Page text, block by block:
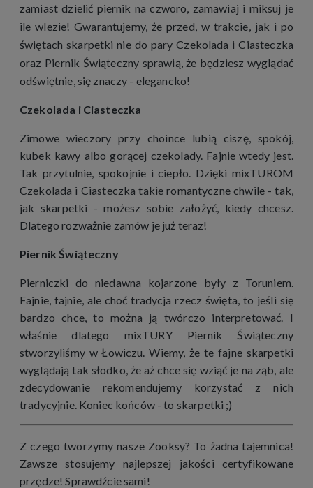
zamiast dzielić piernik na czworo, zamawiaj i miksuj je
ile wlezie! Gwarantujemy, że przed, w trakcie, jak i po
świętach skarpetki nie do pary Czekolada i Ciasteczka
oraz Piernik Świąteczny sprawią, że będziesz wyglądać
odświętnie, się znaczy - elegancko!
Czekolada i Ciasteczka
Zimowe wieczory przy choince lubią ciszę, spokój,
kubek kawy albo gorącej czekolady. Fajnie wtedy jest.
Tak przytulnie, spokojnie i ciepło. Dzięki mixTUROM
Czekolada i Ciasteczka takie romantyczne chwile - tak,
jak skarpetki - możesz sobie założyć, kiedy chcesz.
Dlatego rozważnie zamów je już teraz!
Piernik Świąteczny
Pierniczki do niedawna kojarzone były z Toruniem.
Fajnie, fajnie, ale choć tradycja rzecz święta, to jeśli się
bardzo chce, to można ją twórczo interpretować. I
właśnie dlatego mixTURY Piernik Świąteczny
stworzyliśmy w Łowiczu. Wiemy, że te fajne skarpetki
wyglądają tak słodko, że aż chce się wziąć je na ząb, ale
zdecydowanie rekomendujemy korzystać z nich
tradycyjnie. Koniec końców - to skarpetki ;)
Z czego tworzymy nasze Zooksy? To żadna tajemnica!
Zawsze stosujemy najlepszej jakości certyfikowane
przędze! Sprawdźcie sami!